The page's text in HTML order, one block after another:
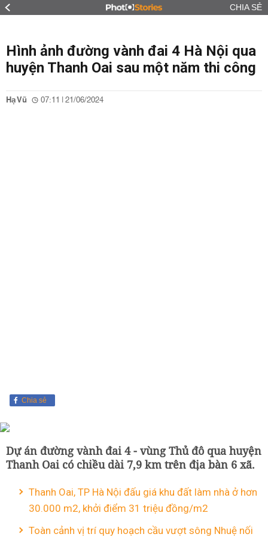
CHIA SẺ
Hình ảnh đường vành đai 4 Hà Nội qua
huyện Thanh Oai sau một năm thi công
Hạ Vũ 07:11 | 21/06/2024
Chia sẻ
Dự án đường vành đai 4 - vùng Thủ đô qua huyện
Thanh Oai có chiều dài 7,9 km trên địa bàn 6 xã.
Thanh Oai, TP Hà Nội đấu giá khu đất làm nhà ở hơn
30.000 m2, khởi điểm 31 triệu đồng/m2
Toàn cảnh vị trí quy hoạch cầu vượt sông Nhuệ nối